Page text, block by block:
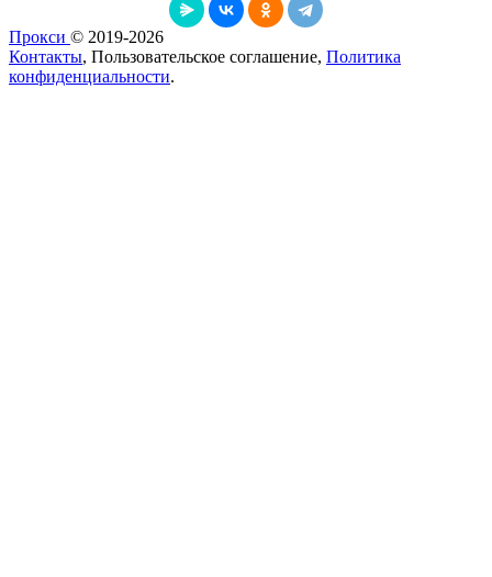
Прокси © 2019-2026
Контакты, Пользовательское соглашение, Политика
конфиденциальности.